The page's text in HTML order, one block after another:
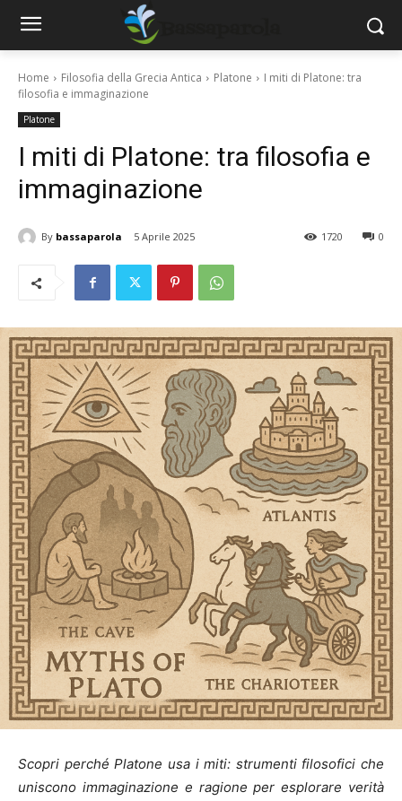
Home Filosofia della Grecia Antica Platone
I miti di Platone: tra
filosofia e immaginazione
Platone
I miti di Platone: tra filosofia e
immaginazione
By bassaparola 5 Aprile 2025 0
1720
Scopri perché Platone usa i miti: strumenti filosofici che
uniscono immaginazione e ragione per esplorare verità